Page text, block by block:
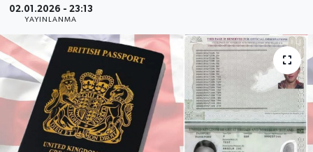
02.01.2026 - 23:13
YAYINLANMA